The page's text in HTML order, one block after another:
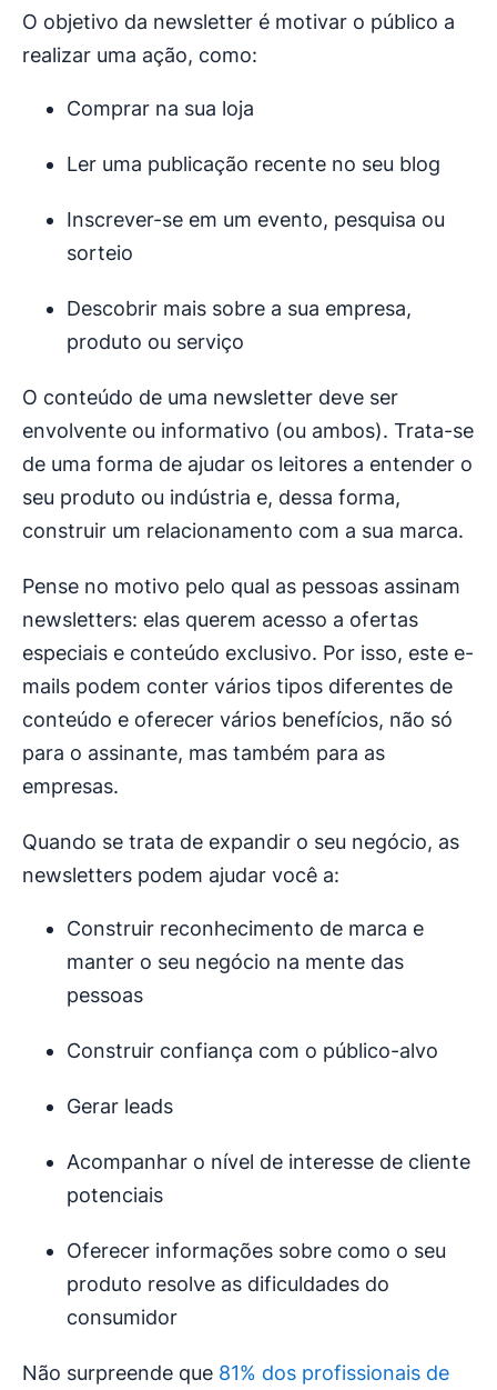
O objetivo da newsletter é motivar o público a
realizar uma ação, como:
Comprar na sua loja
Ler uma publicação recente no seu blog
Inscrever-se em um evento, pesquisa ou
sorteio
Descobrir mais sobre a sua empresa,
produto ou serviço
O conteúdo de uma newsletter deve ser
envolvente ou informativo (ou ambos). Trata-se
de uma forma de ajudar os leitores a entender o
seu produto ou indústria e, dessa forma,
construir um relacionamento com a sua marca.
Pense no motivo pelo qual as pessoas assinam
newsletters: elas querem acesso a ofertas
especiais e conteúdo exclusivo. Por isso, este e-
mails podem conter vários tipos diferentes de
conteúdo e oferecer vários benefícios, não só
para o assinante, mas também para as
empresas.
Quando se trata de expandir o seu negócio, as
newsletters podem ajudar você a:
Construir reconhecimento de marca e
manter o seu negócio na mente das
pessoas
Construir confiança com o público-alvo
Gerar leads
Acompanhar o nível de interesse de cliente
potenciais
Oferecer informações sobre como o seu
produto resolve as dificuldades do
consumidor
Não surpreende que 81% dos profissionais de